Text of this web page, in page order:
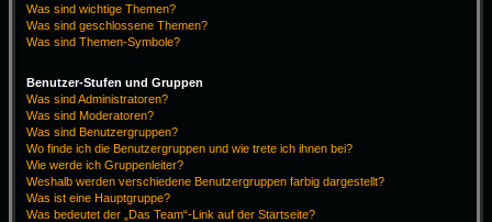
Was sind wichtige Themen?
Was sind geschlossene Themen?
Was sind Themen-Symbole?
Benutzer-Stufen und Gruppen
Was sind Administratoren?
Was sind Moderatoren?
Was sind Benutzergruppen?
Wo finde ich die Benutzergruppen und wie trete ich ihnen bei?
Wie werde ich Gruppenleiter?
Weshalb werden verschiedene Benutzergruppen farbig dargestellt?
Was ist eine Hauptgruppe?
Was bedeutet der „Das Team“-Link auf der Startseite?